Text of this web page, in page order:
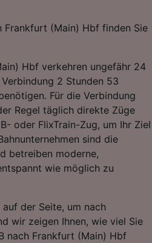
Frankfurt (Main) Hbf finden Sie
Hbf verkehren ungefähr 24
2 Stunden 53
Für die Verbindung
Regel täglich direkte Züge
oder FlixTrain-Zug, um Ihr Ziel
sind die
betreiben moderne,
wie möglich zu
der Seite, um nach
wir zeigen Ihnen, wie viel Sie
nach Frankfurt (Main) Hbf